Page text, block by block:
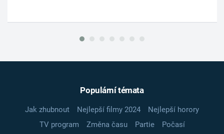
Populární témata
Jak zhubnout Nejlepší filmy 2024
Nejlepší horory
TV program
Změna času Partie
Počasí